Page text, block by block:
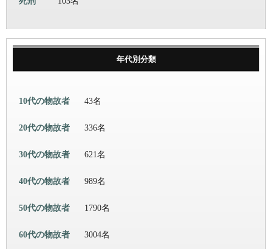
年代別分類
10代の物故者 43名
20代の物故者 336名
30代の物故者 621名
40代の物故者 989名
50代の物故者 1790名
60代の物故者 3004名